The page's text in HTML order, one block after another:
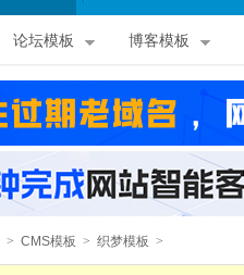
论坛模板 博客模板
> CMS模板 > 织梦模板 >